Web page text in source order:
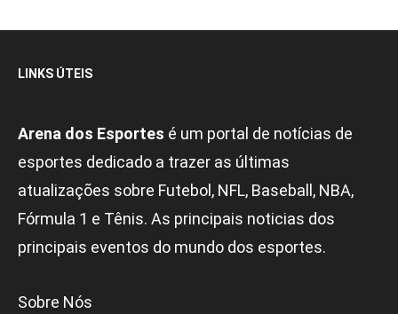
LINKS ÚTEIS
Arena dos Esportes é um portal de notícias de
esportes dedicado a trazer as últimas
atualizações sobre Futebol, NFL, Baseball, NBA,
Fórmula 1 e Tênis. As principais noticias dos
principais eventos do mundo dos esportes.
Sobre Nós